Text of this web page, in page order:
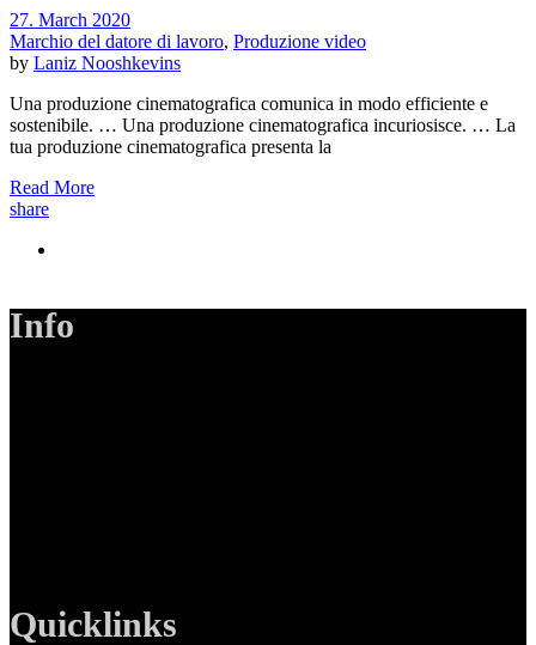
27. March 2020
Marchio del datore di lavoro, Produzione video
by Laniz Nooshkevins
Una produzione cinematografica comunica in modo efficiente e
sostenibile. … Una produzione cinematografica incuriosisce. … La
tua produzione cinematografica presenta la
Read More
share
Info
Quicklinks